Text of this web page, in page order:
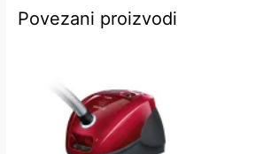
Povezani proizvodi